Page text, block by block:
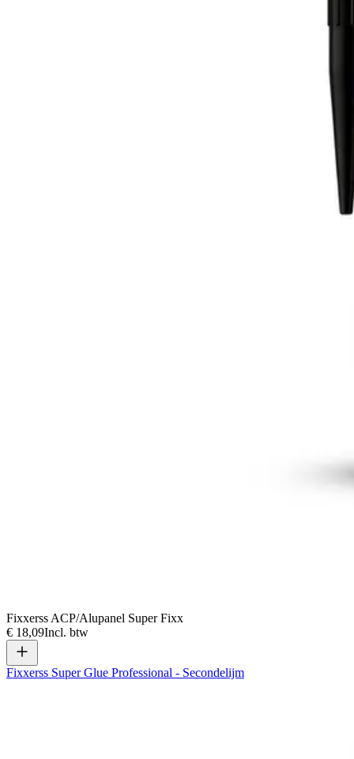
Fixxerss ACP/Alupanel Super Fixx
€ 18,09Incl. btw
Fixxerss Super Glue Professional - Secondelijm